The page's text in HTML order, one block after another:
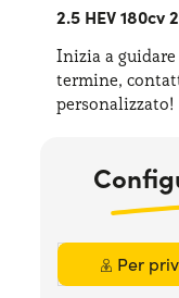
Serve
2.5 HEV 180cv
Inizia a
termine,
personalizzato!
Per